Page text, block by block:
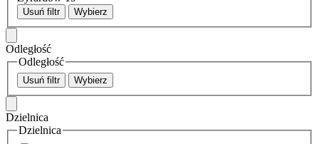
Usuń filtr Wybierz
Odległość
Odległość
Usuń filtr Wybierz
Dzielnica
Dzielnica